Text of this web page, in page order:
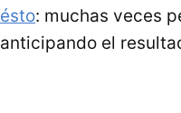
ésto: muchas veces
anticipando el